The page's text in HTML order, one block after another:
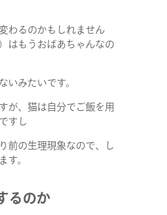
わるのかもしれません
はもうおばあちゃんなの
いみたいです。
が、猫は自分でご飯を用
すし
前の生理現象なので、し
す。
るのか